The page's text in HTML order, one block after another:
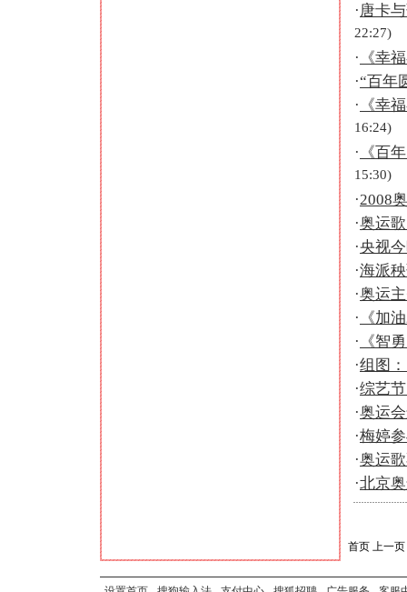
·唐卡
22:27)
· 《幸
·“百年
· 《幸
16:24)
· 《百
15:30)
·2008
·奥运
·央视
·海派
·奥运
· 《加
· 《智
·组图
·综艺
·奥运
·梅婷
·奥运
·北京
首页 上一页